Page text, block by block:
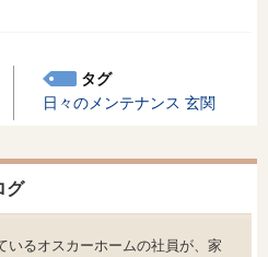
タグ
日々のメンテナンス 玄関
グ
いるオスカーホームの社員が、家